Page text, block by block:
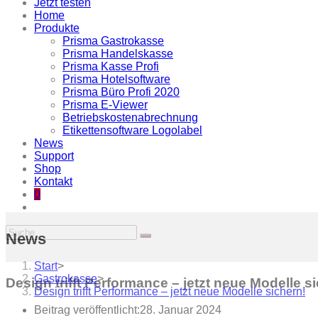
Jetzt testen
Home
Produkte
Prisma Gastrokasse
Prisma Handelskasse
Prisma Kasse Profi
Prisma Hotelsoftware
Prisma Büro Profi 2020
Prisma E-Viewer
Betriebskostenabrechnung
Etikettensoftware Logolabel
News
Support
Shop
Kontakt
0
News
Start>
Gastrokasse>
Design trifft Performance – jetzt neue Modelle sichern!
Design trifft Performance – jetzt neue Modelle
Beitrag veröffentlicht:28. Januar 2024